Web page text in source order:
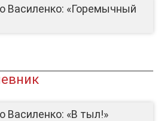
Василенко: «Горемычный
Василенко: «В тыл!»